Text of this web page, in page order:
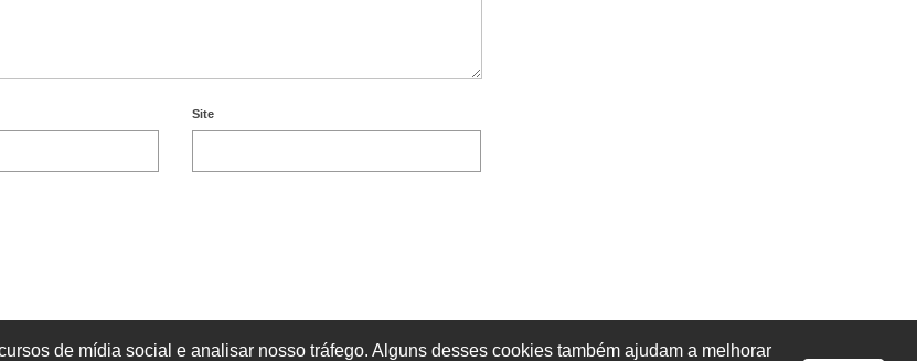
Site
de mídia social e analisar nosso tráfego. Alguns desses cookies também ajudam a melhorar